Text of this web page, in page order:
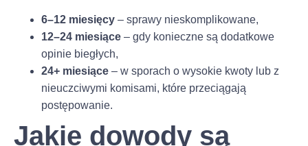
6–12 miesięcy – sprawy nieskomplikowane,
12–24 miesiące – gdy konieczne są dodatkowe
opinie biegłych,
24+ miesiące – w sporach o wysokie kwoty lub z
nieuczciwymi komisami, które przeciągają
postępowanie.
Jakie dowody są